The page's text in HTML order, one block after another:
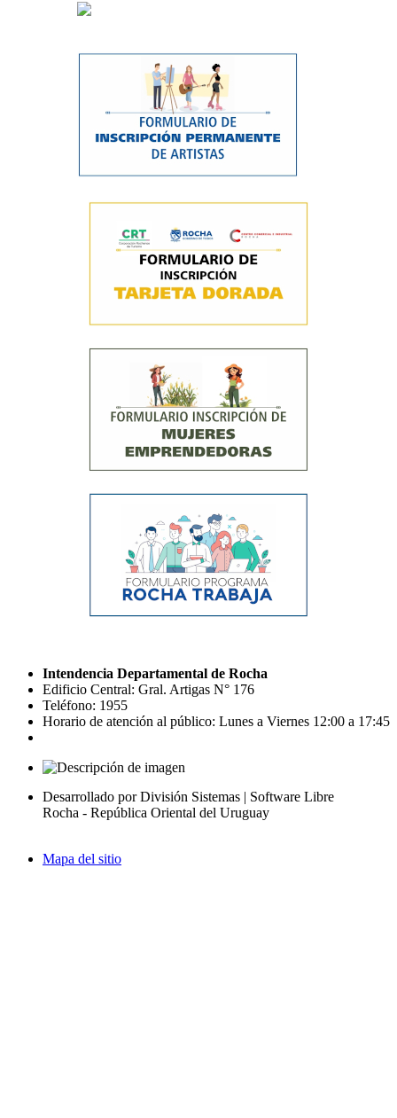
Intendencia Departamental de Rocha
Edificio Central: Gral. Artigas N° 176
Teléfono: 1955
Horario de atención al público: Lunes a Viernes 12:00 a 17:45
Desarrollado por División Sistemas | Software Libre
Rocha - República Oriental del Uruguay
Mapa del sitio